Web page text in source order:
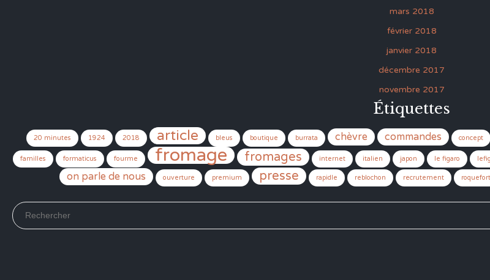
mars 2018
février 2018
janvier 2018
décembre 2017
novembre 2017
Étiquettes
20 minutes 1924 2018 article bleus boutique burrata chèvre commandes concept
familles formaticus fourme fromage fromages internet italien japon le figaro
on parle de nous ouverture premium presse rapidle reblochon recrutement roquefort
Search for: